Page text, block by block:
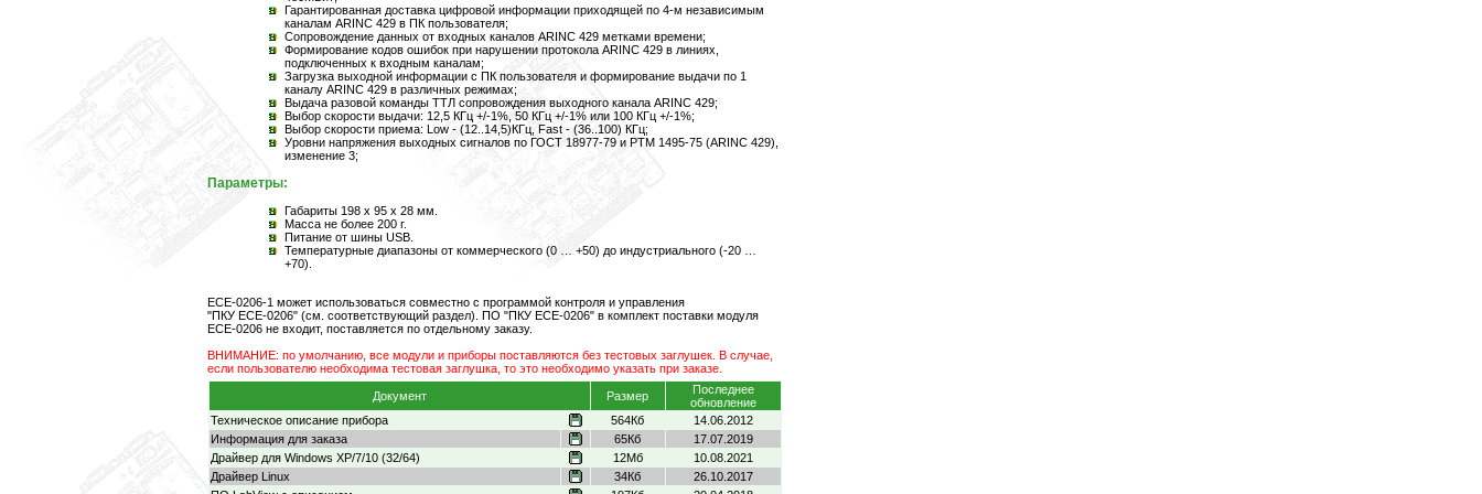
Гарантированная доставка цифровой информации приходящей по 4-м независимым
каналам ARINC 429 в ПК пользователя;
Сопровождение данных от входных каналов ARINC 429 метками времени;
Формирование кодов ошибок при нарушении протокола ARINC 429 в линиях,
подключенных к входным каналам;
Загрузка выходной информации с ПК пользователя и формирование выдачи по 1
каналу ARINC 429 в различных режимах;
Выдача разовой команды ТТЛ сопровождения выходного канала ARINC 429;
Выбор скорости выдачи: 12,5 КГц +/-1%, 50 КГц +/-1% или 100 КГц +/-1%;
Выбор скорости приема: Low - (12..14,5)КГц, Fast - (36..100) КГц;
Уровни напряжения выходных сигналов по ГОСТ 18977-79 и РТМ 1495-75 (ARINC 429),
изменение 3;
Параметры:
Габариты 198 х 95 х 28 мм.
Масса не более 200 г.
Питание от шины USB.
Температурные диапазоны от коммерческого (0 … +50) до индустриального (-20 …
+70).
ECE-0206-1 может использоваться совместно с программой контроля и управления
"ПКУ ECE-0206" (см. соответствующий раздел). ПО "ПКУ ECE-0206" в комплект поставки модуля
ECE-0206 не входит, поставляется по отдельному заказу.
ВНИМАНИЕ: по умолчанию, все модули и приборы поставляются без тестовых заглушек. В случае,
если пользователю необходима тестовая заглушка, то это необходимо указать при заказе.
Документ Размер
Последнее
обновление
Техническое описание прибора
564Кб
14.06.2012
Информация для заказа
65Кб
17.07.2019
Драйвер для Windows XP/7/10 (32/64)
12Мб
10.08.2021
Драйвер Linux
34Кб
26.10.2017